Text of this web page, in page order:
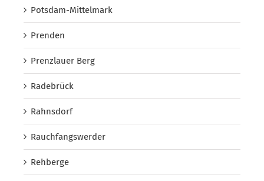
Potsdam-Mittelmark
Prenden
Prenzlauer Berg
Radebrück
Rahnsdorf
Rauchfangswerder
Rehberge